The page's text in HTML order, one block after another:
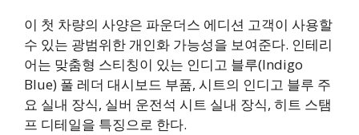
이 첫 차량의 사양은 파운더스 에디션 고객이 사용할
수 있는 광범위한 개인화 가능성을 보여준다. 인테리
어는 맞춤형 스티칭이 있는 인디고 블루(Indigo
Blue) 풀 레더 대시보드 부품, 시트의 인디고 블루 주
요 실내 장식, 실버 운전석 시트 실내 장식, 히트 스탬
프 디테일을 특징으로 한다.